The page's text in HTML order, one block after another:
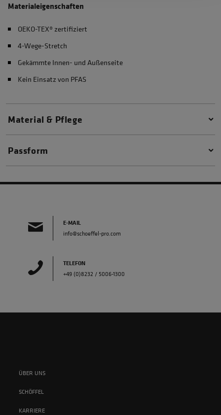
Materialeigenschaften
OEKO-TEX® zertifiziert
4-Wege-Stretch
Gekämmte Innen- und Außenseite
Kein Einsatz von PFAS
Material & Pflege
Passform
E-MAIL
info@schoeffel-pro.com
TELEFON
+49 (0)8232 / 5006-1300
ÜBER UNS
SCHÖFFEL
KARRIERE